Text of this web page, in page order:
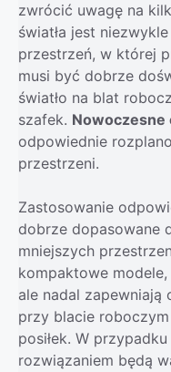
zwrócić uwagę na
światła jest
przestrzeń, w której
musi być dobrze
światło na blat
szafek.
odpowiednie
przestrzeni.
Zastosowanie
dobrze dopasowane
mniejszych
kompaktowe
ale nadal zapewniają
przy blacie
posiłek. W
rozwiązaniem będą